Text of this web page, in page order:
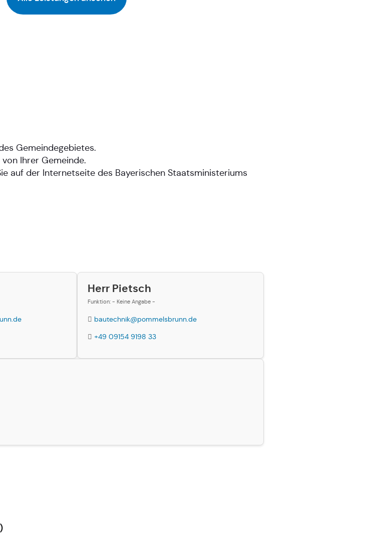
Gemeindegebietes.
Ihrer Gemeinde.
auf der Internetseite des Bayerischen Staatsministeriums
Herr Pietsch
Funktion: - Keine Angabe -
bautechnik@pommelsbrunn.de
+49 09154 9198 33